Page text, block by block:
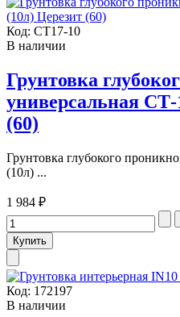
Код: СТ17-10
В наличии
Грунтовка
универсальная
(60)
Грунтовка глубокого
(10л) ...
1 984 ₽
Код: 172197
В наличии